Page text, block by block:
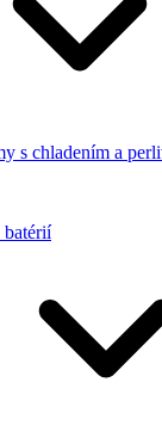
s chladením a
batérií